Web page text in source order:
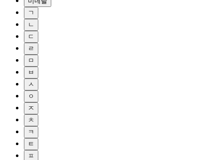
ㄱ
ㄴ
ㄷ
ㄹ
ㅁ
ㅂ
ㅅ
ㅇ
ㅈ
ㅊ
ㅋ
ㅌ
ㅍ